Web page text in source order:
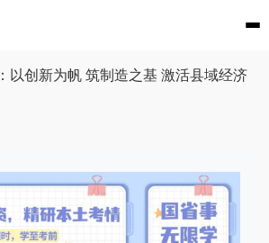
以创新为帆 筑制造之基 激活县域经济